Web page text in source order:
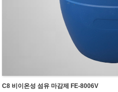
C8 비이온성 섬유 마감제 FE-8006V